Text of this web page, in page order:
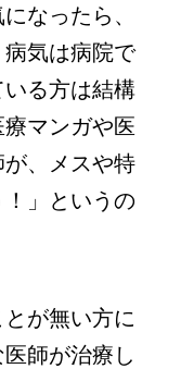
なったら、
気は病院で
る方は結構
マンガや医
、メスや特
」というの
が無い方に
師が治療し